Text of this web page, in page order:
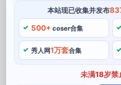
本站现已收集并发布
500+ coser合集
秀人网1万套合集
未满18岁禁
热爱cosplay的博主，还提供了
她演绎得十分到位，为我们带
模特。
羽天shine提取码分享